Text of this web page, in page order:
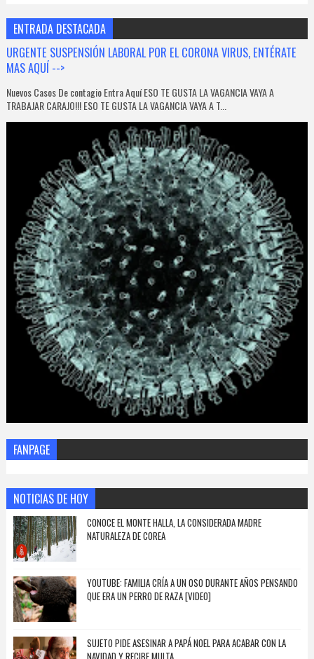
ENTRADA DESTACADA
URGENTE SUSPENSIÓN LABORAL POR EL CORONA VIRUS, ENTÉRATE
MAS AQUÍ -->
Nuevos Casos De contagio Entra Aquí ESO TE GUSTA LA VAGANCIA VAYA A
TRABAJAR CARAJO!!! ESO TE GUSTA LA VAGANCIA VAYA A T...
FANPAGE
NOTICIAS DE HOY
CONOCE EL MONTE HALLA, LA CONSIDERADA MADRE
NATURALEZA DE COREA
YOUTUBE: FAMILIA CRÍA A UN OSO DURANTE AÑOS PENSANDO
QUE ERA UN PERRO DE RAZA [VIDEO]
SUJETO PIDE ASESINAR A PAPÁ NOEL PARA ACABAR CON LA